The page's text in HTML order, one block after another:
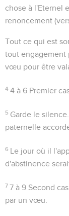
chose à l'Eternel
renoncement
Tout ce qui est
tout engagement
vœu pour être
4 4 à 6 Premier
5 Garde le silence
paternelle
6 Le jour où il
d'abstinence
7 7 à 9 Second
par un vœu.